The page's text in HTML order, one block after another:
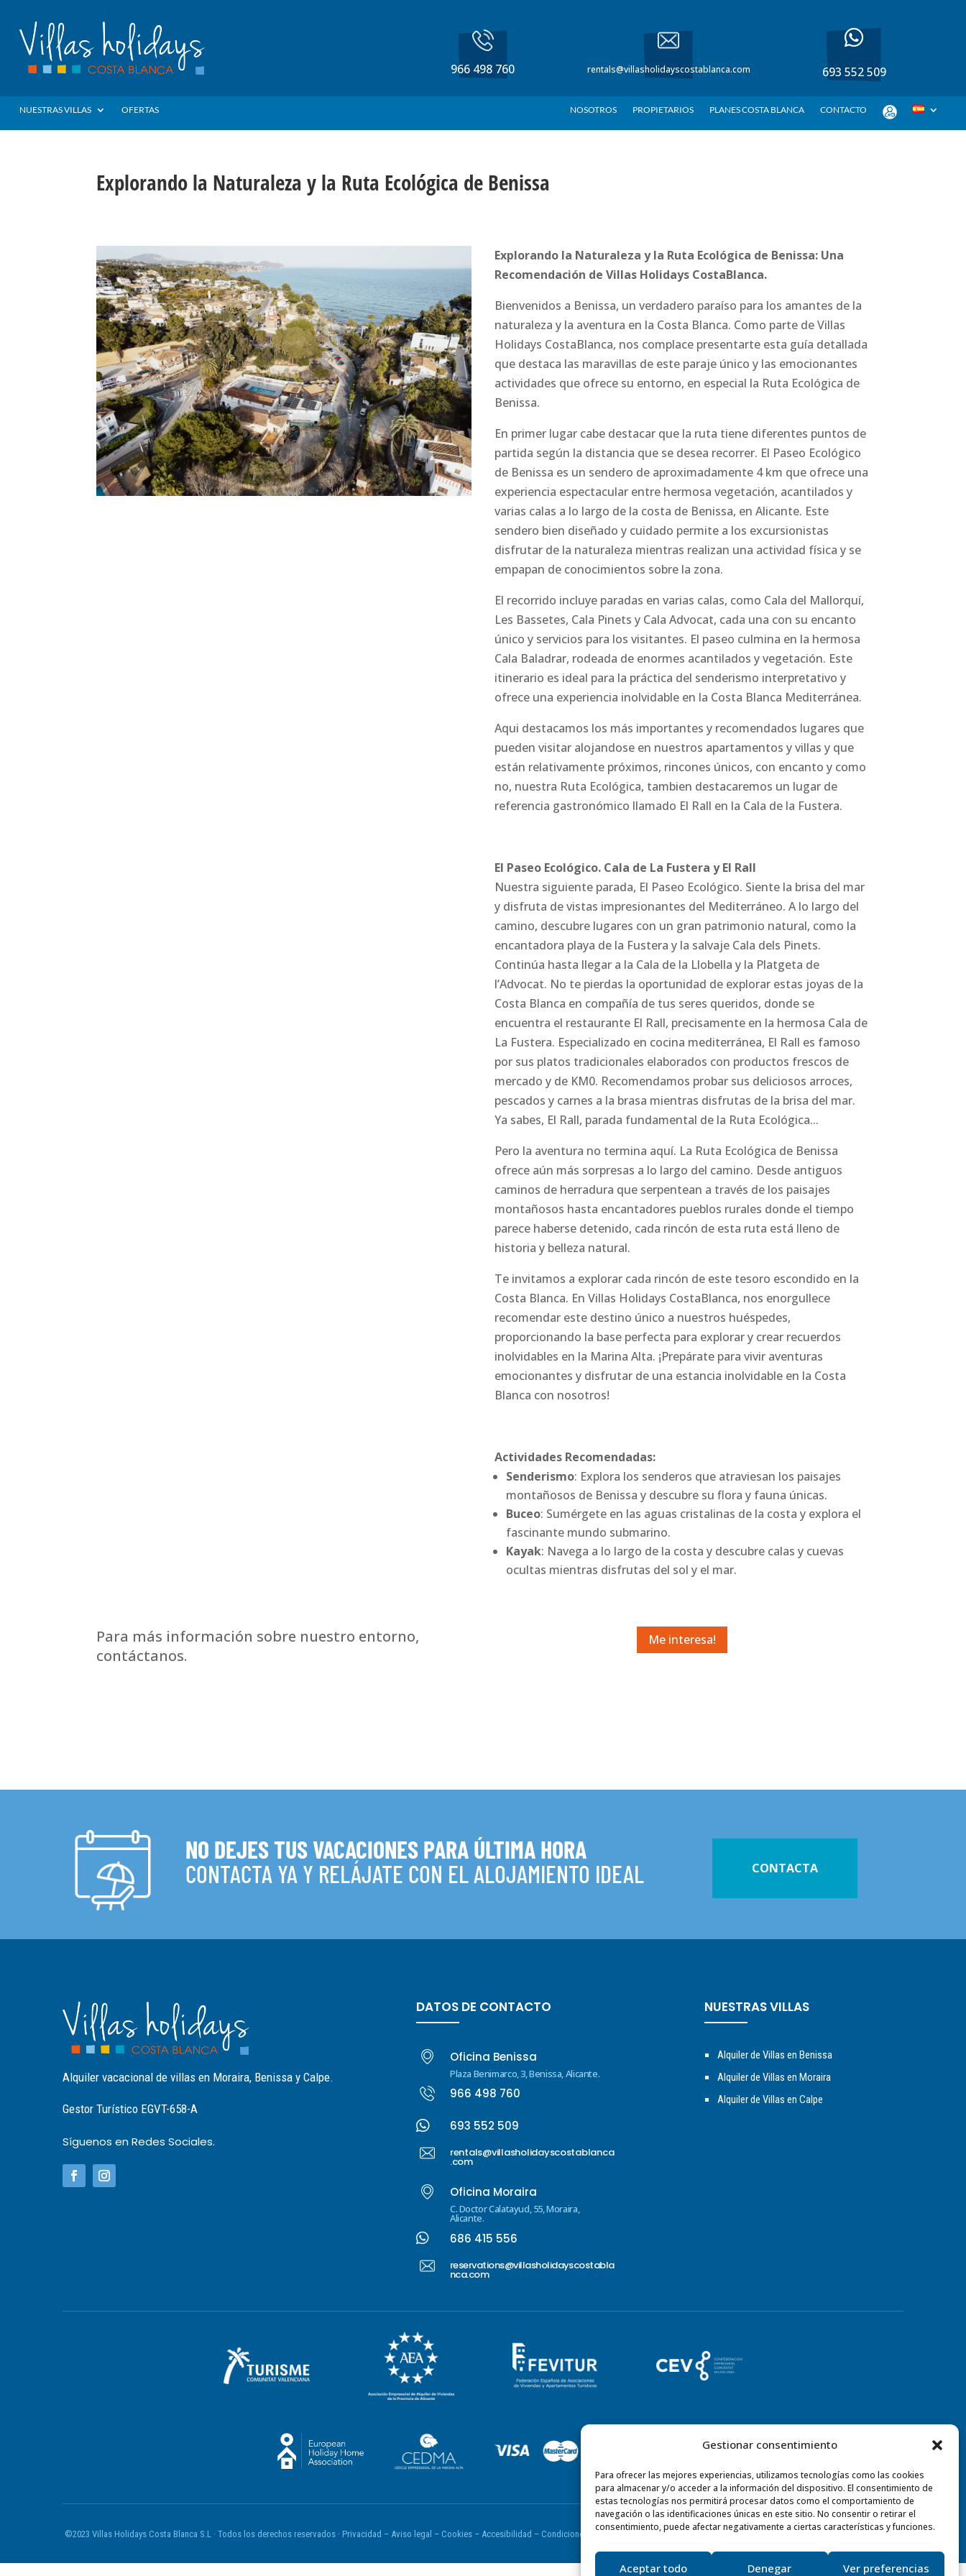
Gestionar consentimiento
Para ofrecer las mejores experiencias, utilizamos tecnologías como las cookies
para almacenar y/o acceder a la información del dispositivo. El consentimiento de
estas tecnologías nos permitirá procesar datos como el comportamiento de
navegación o las identificaciones únicas en este sitio. No consentir o retirar el
consentimiento, puede afectar negativamente a ciertas características y funciones.
Aceptar todo Denegar Ver preferencias
966 498 760 rentals@villasholidayscostablanca.com

693 552 509
NUESTRAS VILLAS OFERTAS NOSOTROS PROPIETARIOS PLANES COSTA BLANCA CONTACTO
Explorando la Naturaleza y la Ruta Ecológica de Benissa
Explorando la Naturaleza y la Ruta Ecológica de Benissa: Una
Recomendación de Villas Holidays CostaBlanca.
Bienvenidos a Benissa, un verdadero paraíso para los amantes de la
naturaleza y la aventura en la Costa Blanca. Como parte de Villas
Holidays CostaBlanca, nos complace presentarte esta guía detallada
que destaca las maravillas de este paraje único y las emocionantes
actividades que ofrece su entorno, en especial la Ruta Ecológica de
Benissa.
En primer lugar cabe destacar que la ruta tiene diferentes puntos de
partida según la distancia que se desea recorrer. El Paseo Ecológico
de Benissa es un sendero de aproximadamente 4 km que ofrece una
experiencia espectacular entre hermosa vegetación, acantilados y
varias calas a lo largo de la costa de Benissa, en Alicante. Este
sendero bien diseñado y cuidado permite a los excursionistas
disfrutar de la naturaleza mientras realizan una actividad física y se
empapan de conocimientos sobre la zona.
El recorrido incluye paradas en varias calas, como Cala del Mallorquí,
Les Bassetes, Cala Pinets y Cala Advocat, cada una con su encanto
único y servicios para los visitantes. El paseo culmina en la hermosa
Cala Baladrar, rodeada de enormes acantilados y vegetación. Este
itinerario es ideal para la práctica del senderismo interpretativo y
ofrece una experiencia inolvidable en la Costa Blanca Mediterránea.
Aqui destacamos los más importantes y recomendados lugares que
pueden visitar alojandose en nuestros apartamentos y villas y que
están relativamente próximos, rincones únicos, con encanto y como
no, nuestra Ruta Ecológica, tambien destacaremos un lugar de
referencia gastronómico llamado El Rall en la Cala de la Fustera.
El Paseo Ecológico. Cala de La Fustera y El Rall
Nuestra siguiente parada, El Paseo Ecológico. Siente la brisa del mar
y disfruta de vistas impresionantes del Mediterráneo. A lo largo del
camino, descubre lugares con un gran patrimonio natural, como la
encantadora playa de la Fustera y la salvaje Cala dels Pinets.
Continúa hasta llegar a la Cala de la Llobella y la Platgeta de
l’Advocat. No te pierdas la oportunidad de explorar estas joyas de la
Costa Blanca en compañía de tus seres queridos, donde se
encuentra el restaurante El Rall, precisamente en la hermosa Cala de
La Fustera. Especializado en cocina mediterránea, El Rall es famoso
por sus platos tradicionales elaborados con productos frescos de
mercado y de KM0. Recomendamos probar sus deliciosos arroces,
pescados y carnes a la brasa mientras disfrutas de la brisa del mar.
Ya sabes, El Rall, parada fundamental de la Ruta Ecológica...
Pero la aventura no termina aquí. La Ruta Ecológica de Benissa
ofrece aún más sorpresas a lo largo del camino. Desde antiguos
caminos de herradura que serpentean a través de los paisajes
montañosos hasta encantadores pueblos rurales donde el tiempo
parece haberse detenido, cada rincón de esta ruta está lleno de
historia y belleza natural.
Te invitamos a explorar cada rincón de este tesoro escondido en la
Costa Blanca. En Villas Holidays CostaBlanca, nos enorgullece
recomendar este destino único a nuestros huéspedes,
proporcionando la base perfecta para explorar y crear recuerdos
inolvidables en la Marina Alta. ¡Prepárate para vivir aventuras
emocionantes y disfrutar de una estancia inolvidable en la Costa
Blanca con nosotros!
Actividades Recomendadas:
Senderismo: Explora los senderos que atraviesan los paisajes
montañosos de Benissa y descubre su flora y fauna únicas.
Buceo: Sumérgete en las aguas cristalinas de la costa y explora el
fascinante mundo submarino.
Kayak: Navega a lo largo de la costa y descubre calas y cuevas
ocultas mientras disfrutas del sol y el mar.
Para más información sobre nuestro entorno,
contáctanos.
Me interesa!
NO DEJES TUS VACACIONES PARA ÚLTIMA HORA
CONTACTA YA Y RELÁJATE CON EL ALOJAMIENTO IDEAL
CONTACTA
Alquiler vacacional de villas en Moraira, Benissa y Calpe.
Gestor Turístico EGVT-658-A
Síguenos en Redes Sociales.
DATOS DE CONTACTO
Oficina Benissa
Plaza Benimarco, 3, Benissa, Alicante.
966 498 760
 693 552 509
rentals@villasholidayscostablanca
.com
Oficina Moraira
C. Doctor Calatayud, 55, Moraira,
Alicante.
 686 415 556
reservations@villasholidayscostabla
nca.com
NUESTRAS VILLAS
Alquiler de Villas en Benissa
Alquiler de Villas en Moraira
Alquiler de Villas en Calpe
©2023 Villas Holidays Costa Blanca S.L · Todos los derechos reservados · Privacidad – Aviso legal – Cookies – Accesibilidad – Condiciones generales ⚡TeamhostStudio